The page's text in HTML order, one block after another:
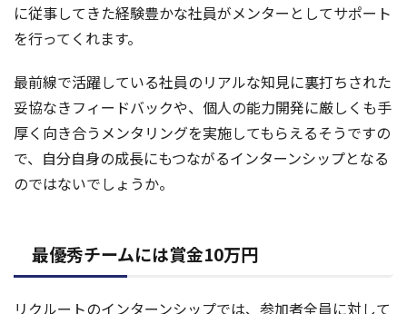
に従事してきた経験豊かな社員がメンターとしてサポート
を行ってくれます。
最前線で活躍している社員のリアルな知見に裏打ちされた
妥協なきフィードバックや、個人の能力開発に厳しくも手
厚く向き合うメンタリングを実施してもらえるそうですの
で、自分自身の成長にもつながるインターンシップとなる
のではないでしょうか。
最優秀チームには賞金10万円
リクルートのインターンシップでは、参加者全員に対して